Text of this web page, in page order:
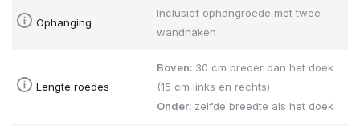
Ophanging
Inclusief ophangroede met twee
wandhaken
Lengte roedes
Boven: 30 cm breder dan het doek
(15 cm links en rechts)
Onder: zelfde breedte als het doek